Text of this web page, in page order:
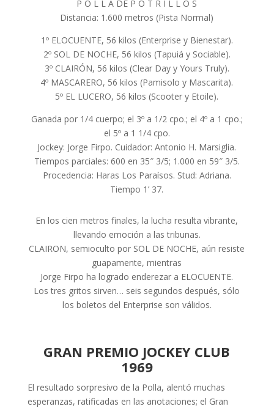
P O L L A DE P O T R I L L O S
Distancia: 1.600 metros (Pista Normal)
1º ELOCUENTE, 56 kilos (Enterprise y Bienestar).
2º SOL DE NOCHE, 56 kilos (Tapuiá y Sociable).
3º CLAIRÓN, 56 kilos (Clear Day y Yours Truly).
4º MASCARERO, 56 kilos (Pamisolo y Mascarita).
5º EL LUCERO, 56 kilos (Scooter y Etoile).
Ganada por 1/4 cuerpo; el 3º a 1/2 cpo.; el 4º a 1 cpo.;
el 5º a 1 1/4 cpo.
Jockey: Jorge Firpo. Cuidador: Antonio H. Marsiglia.
Tiempos parciales: 600 en 35″ 3/5; 1.000 en 59″ 3/5.
Procedencia: Haras Los Paraísos. Stud: Adriana.
Tiempo 1’ 37.
En los cien metros finales, la lucha resulta vibrante,
llevando emoción a las tribunas.
CLAIRON, semioculto por SOL DE NOCHE, aún resiste
guapamente, mientras
Jorge Firpo ha logrado enderezar a ELOCUENTE.
Los tres gritos sirven… seis segundos después, sólo
los boletos del Enterprise son válidos.
GRAN PREMIO JOCKEY CLUB
1969
El resultado sorpresivo de la Polla, alentó muchas
esperanzas, ratificadas en las anotaciones; el Gran